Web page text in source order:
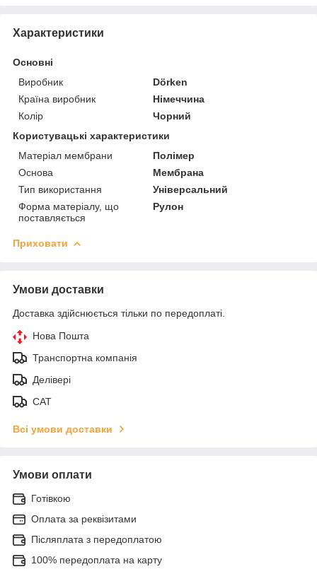
Характеристики
Основні
Виробник
Dörken
Країна виробник
Німеччина
Колір
Чорний
Користувацькi характеристики
Матеріал мембрани
Полімер
Основа
Мембрана
Тип використання
Універсальний
Форма матеріалу, що
поставляється
Рулон
Приховати
Умови доставки
Доставка здійснюється тільки по передоплаті.
Нова Пошта
Транспортна компанія
Делівері
САТ
Всі умови доставки
Умови оплати
Готівкою
Оплата за реквізитами
Післяплата з передоплатою
100% передоплата на карту